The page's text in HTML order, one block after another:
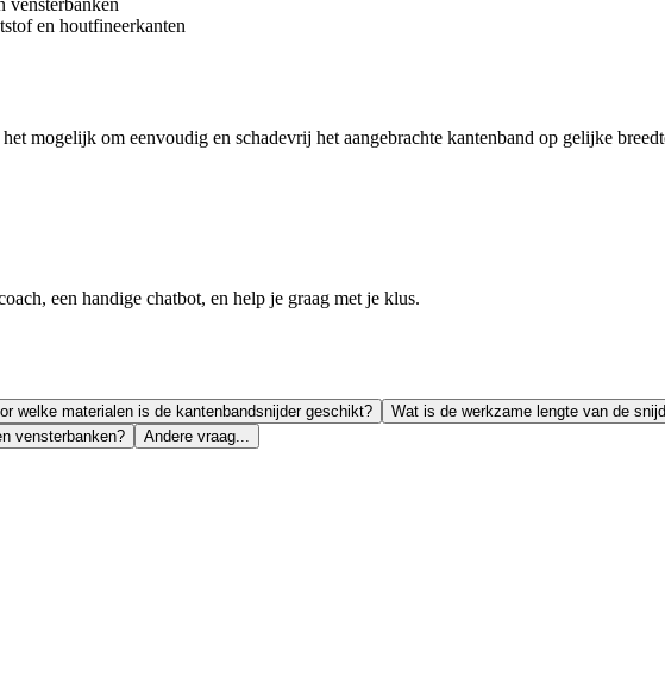
en houtfineerkanten
mogelijk om eenvoudig en schadevrij het aangebrachte kantenband op gelijke
een handige chatbot, en help je graag met je klus.
welke materialen is de kantenbandsnijder geschikt? Wat is de werkzame lengte van de
vensterbanken?
Andere vraag...